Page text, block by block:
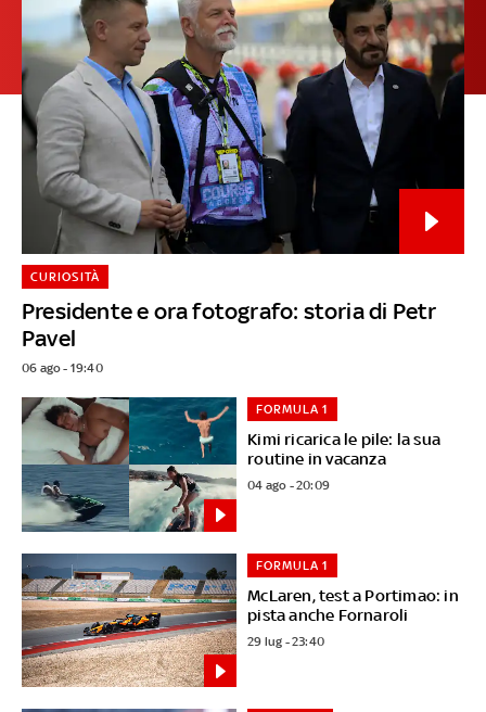
Presidente e ora fotografo: storia di Petr
Pavel
CURIOSITÀ
06 ago - 19:40
Kimi ricarica le pile: la sua
routine in vacanza
FORMULA 1
04 ago - 20:09
McLaren, test a Portimao: in
pista anche Fornaroli
FORMULA 1
29 lug - 23:40